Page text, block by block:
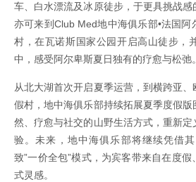
车、白水漂流及冰原徒步，于更具挑战感
亦可来到Club Med地中海俱乐部•法国阿
村，在瓦诺斯国家公园开启高山徒步，
中，感受阿尔卑斯夏日独有的疗愈与松弛。
从北大湖首次开启夏季运营，到横跨亚
假村，地中海俱乐部持续拓展夏季度假
然、疗愈与社交的山野生活方式，重新
验。未来，地中海俱乐部将继续凭借
致”一价全包”模式，为宾客带来自在度
式灵感。